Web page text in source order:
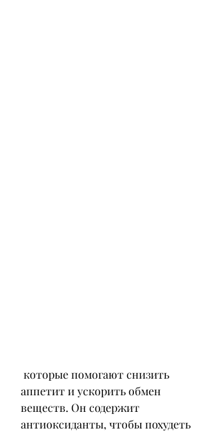
аппетит и ускорить обмен
веществ. Он содержит
антиоксиданты, чтобы похудеть